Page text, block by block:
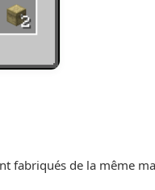
fabriqués de la même